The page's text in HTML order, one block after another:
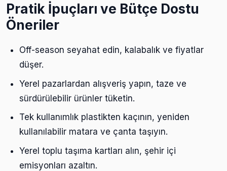
Pratik İpuçları ve Bütçe Dostu
Öneriler
Off-season seyahat edin, kalabalık ve fiyatlar
düşer.
Yerel pazarlardan alışveriş yapın, taze ve
sürdürülebilir ürünler tüketin.
Tek kullanımlık plastikten kaçının, yeniden
kullanılabilir matara ve çanta taşıyın.
Yerel toplu taşıma kartları alın, şehir içi
emisyonları azaltın.